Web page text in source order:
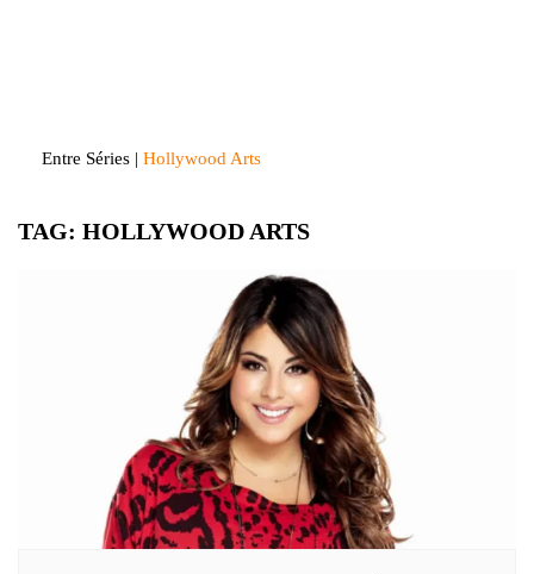
Entre Séries | Hollywood Arts
TAG: HOLLYWOOD ARTS